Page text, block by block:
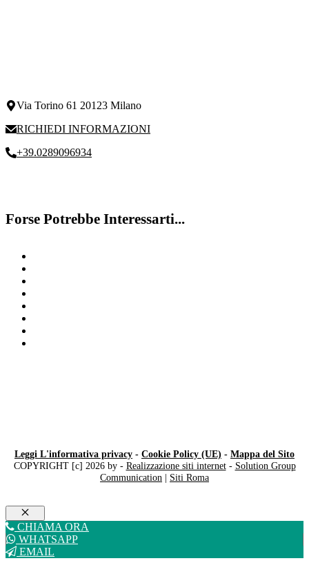
Via Torino 61 20123 Milano
RICHIEDI INFORMAZIONI
+39.0289096934
Forse Potrebbe Interessarti...
Leggi L'informativa privacy - Cookie Policy (UE) - Mappa del Sito
COPYRIGHT [c] 2026 by - Realizzazione siti internet- Solution Group
Communication | Siti Roma
Chiudi
CHIAMA ORA
WHATSAPP
EMAIL